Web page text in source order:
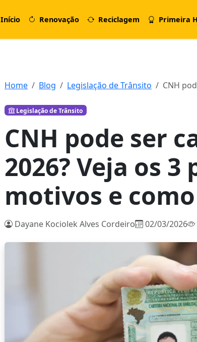
Início Renovação Reciclagem Primeira
Home Blog Legislação de Trânsito CNH
Legislação de Trânsito
CNH pode ser
2026? Veja os
motivos e
Dayane Kociolek Alves Cordeiro 02/03/2026